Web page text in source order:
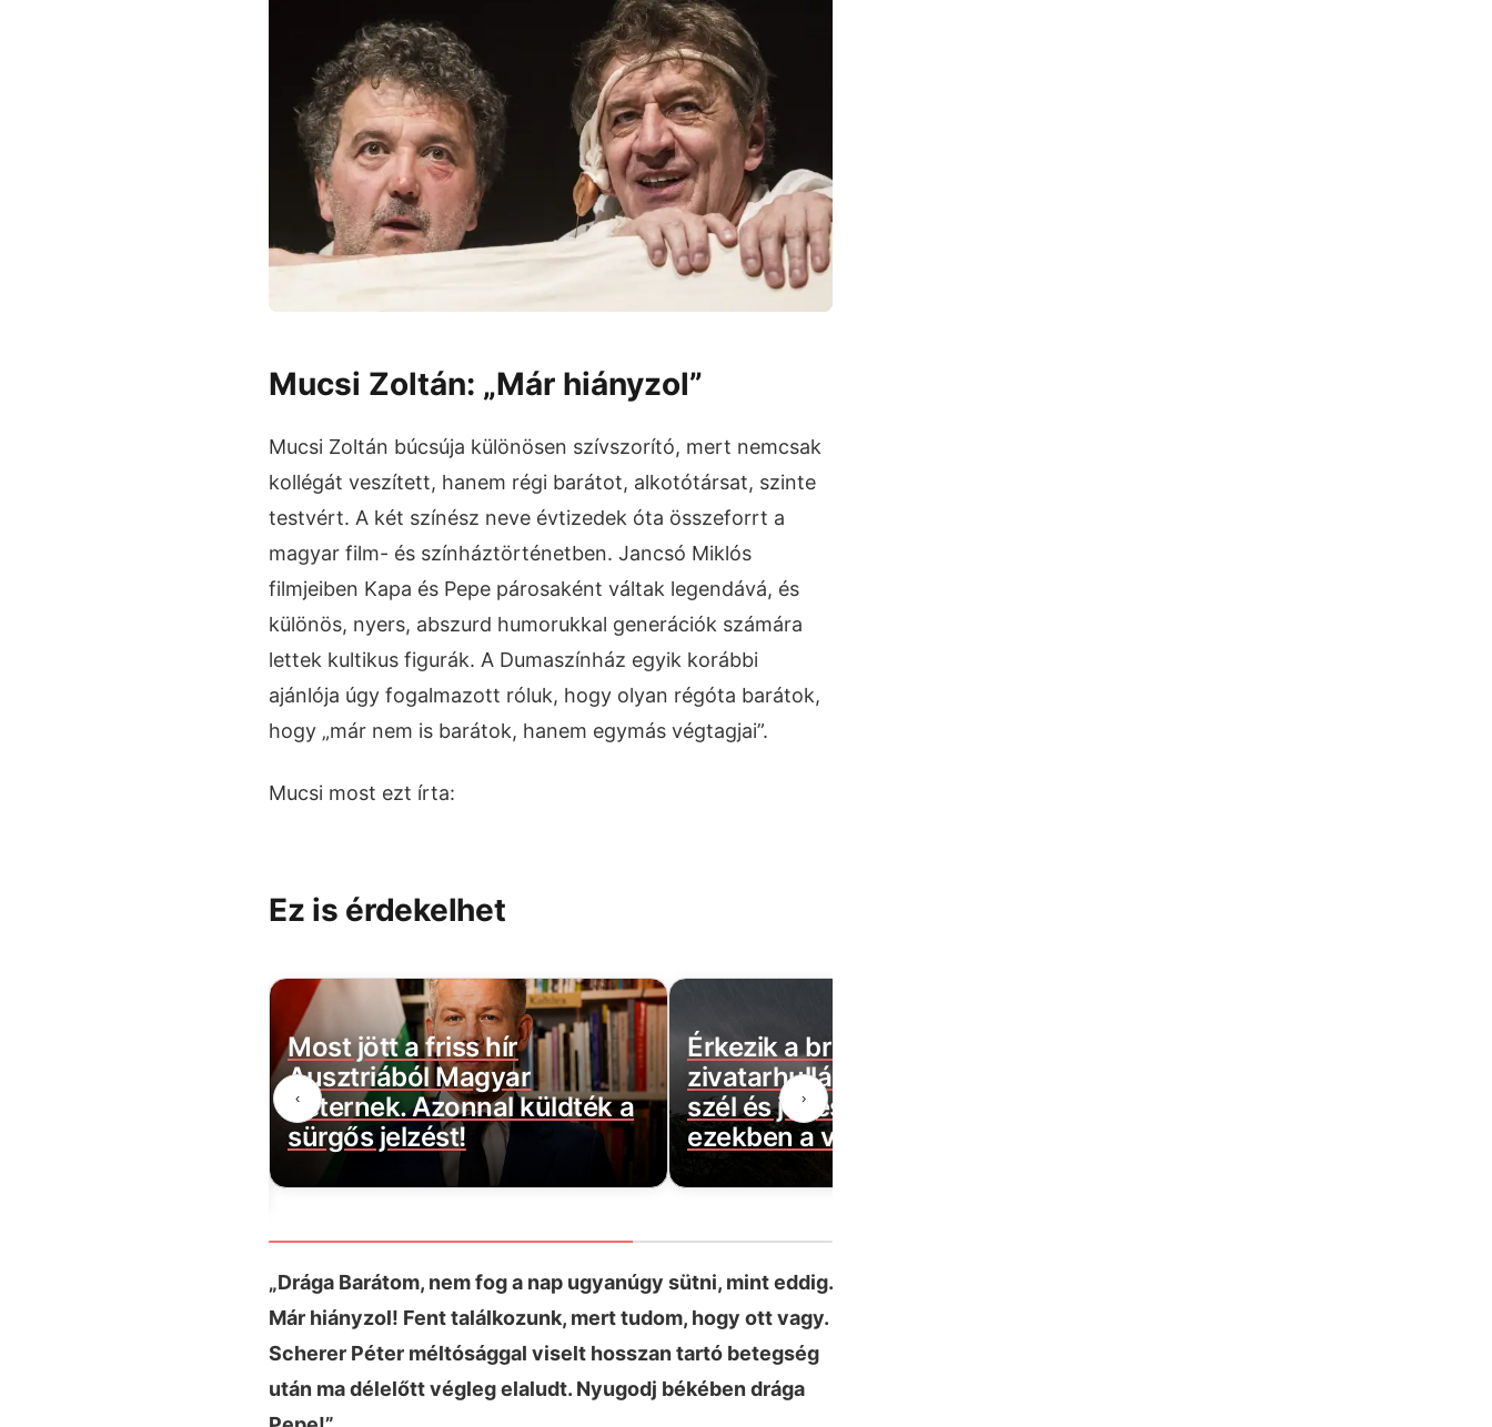
Mucsi Zoltán: „Már hiányzol”
Mucsi Zoltán búcsúja különösen szívszorító, mert nemcsak
kollégát veszített, hanem régi barátot, alkotótársat, szinte
testvért. A két színész neve évtizedek óta összeforrt a
magyar film- és színháztörténetben. Jancsó Miklós
filmjeiben Kapa és Pepe párosaként váltak legendává, és
különös, nyers, abszurd humorukkal generációk számára
lettek kultikus figurák. A Dumaszínház egyik korábbi
ajánlója úgy fogalmazott róluk, hogy olyan régóta barátok,
hogy „már nem is barátok, hanem egymás végtagjai”.
Mucsi most ezt írta:
Ez is érdekelhet
‹
Most jött a friss hír
Ausztriából Magyar
Péternek. Azonnal küldték a
sürgős jelzést!
Érkezik a brutális
zivatarhullám: 90 km/órás
szél és jégeső csaphat le
ezekben a vármegyékben
›
„Drága Barátom, nem fog a nap ugyanúgy sütni, mint eddig.
Már hiányzol! Fent találkozunk, mert tudom, hogy ott vagy.
Scherer Péter méltósággal viselt hosszan tartó betegség
után ma délelőtt végleg elaludt. Nyugodj békében drága